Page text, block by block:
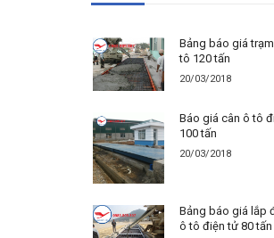
Bảng báo giá
tô 120 tấn
20/03/2018
Báo giá cân ô tô
100 tấn
20/03/2018
Bảng báo giá lắp
ô tô điện tử 80 tấn